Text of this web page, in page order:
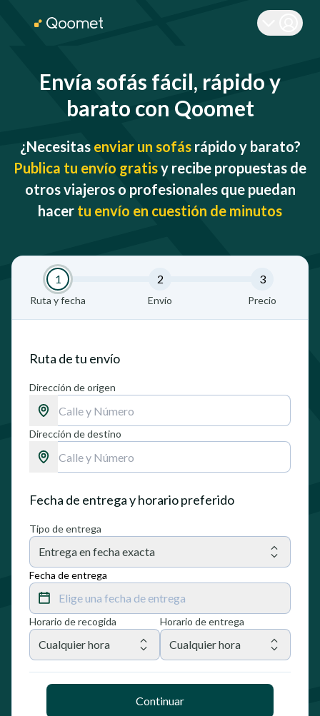
Envía sofás fácil, rápido y
barato con Qoomet
¿Necesitas enviar un sofásrápido y barato?
Publica tu envío gratisy recibe propuestas de
otros viajeros o profesionales que puedan
hacer tu envío en cuestión de minutos
1
Ruta y fecha
2
Envío
3
Precio
Ruta de tu envío
Dirección de origen
Dirección de destino
Fecha de entrega y horario preferido
Tipo de entrega
Entrega en fecha exacta
Fecha de entrega
Elige una fecha de entrega
Horario de recogida
Cualquier hora
Horario de entrega
Cualquier hora
Continuar